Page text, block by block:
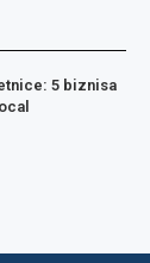
5 biznisa